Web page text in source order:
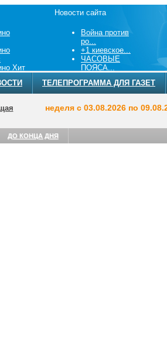
Хит
Новости сайта
Война против
ро...
+1 киевское...
ЧАСОВЫЕ
ПОЯСА...
ТЕЛЕПРОГРАММА ДЛЯ ГАЗЕТ
неделя с 03.08.2026 по
ДО КОНЦА ДНЯ